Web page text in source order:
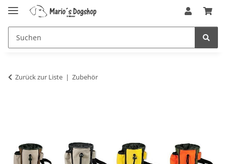
Zurück zur Liste Zubehör